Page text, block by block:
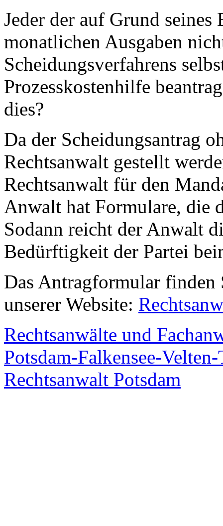
Jeder der auf Grund
monatlichen Ausgaben
Scheidungsverfahrens
Prozesskostenhilfe
dies?
Da der Scheidungsantrag
Rechtsanwalt gestellt
Rechtsanwalt für den
Anwalt hat Formulare, die
Sodann reicht der Anwalt
Bedürftigkeit der Partei
Das Antragformular
unserer Website:
Rechtsanwälte und
Potsdam-Falkensee-
Rechtsanwalt Potsdam